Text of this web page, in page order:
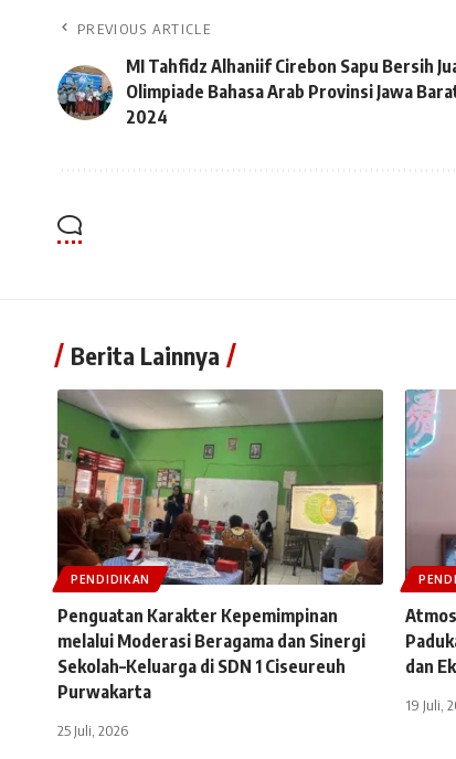
PREVIOUS ARTICLE
MI Tahfidz Alhaniif Cirebon Sapu Bersih
Olimpiade Bahasa Arab Provinsi Jawa
2024
Berita Lainnya
PENDIDIKAN
Penguatan Karakter Kepemimpinan
melalui Moderasi Beragama dan Sinergi
Sekolah–Keluarga di SDN 1 Ciseureuh
Purwakarta
25 Juli, 2026
dan
19 Juli,